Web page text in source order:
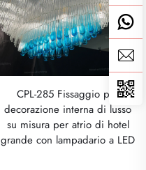
CPL-285 Fissaggio per
decorazione interna di lusso
su misura per atrio di hotel
grande con lampadario a LED